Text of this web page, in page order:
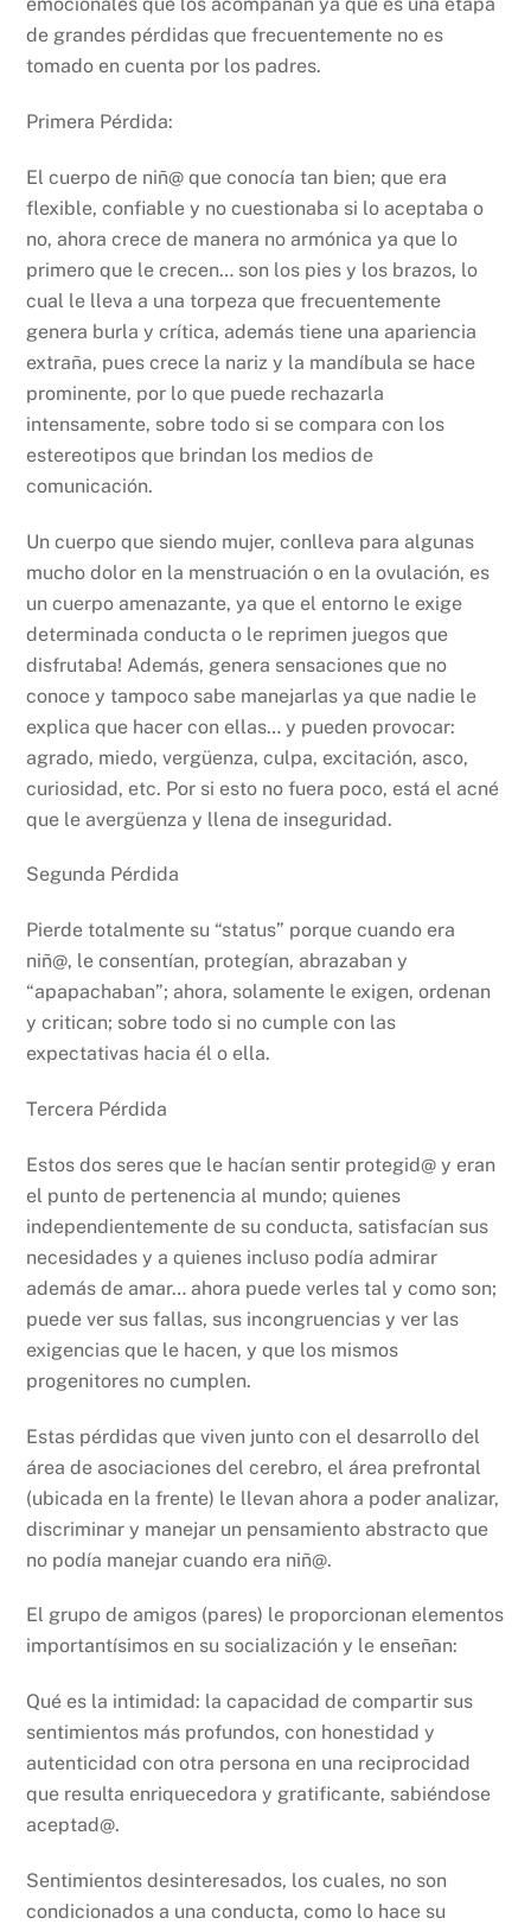
de grandes pérdidas que frecuentemente no es
tomado en cuenta por los padres.
Primera Pérdida:
El cuerpo de niñ@ que conocía tan bien; que era
flexible, confiable y no cuestionaba si lo aceptaba o
no, ahora crece de manera no armónica ya que lo
primero que le crecen… son los pies y los brazos, lo
cual le lleva a una torpeza que frecuentemente
genera burla y crítica, además tiene una apariencia
extraña, pues crece la nariz y la mandíbula se hace
prominente, por lo que puede rechazarla
intensamente, sobre todo si se compara con los
estereotipos que brindan los medios de
comunicación.
Un cuerpo que siendo mujer, conlleva para algunas
mucho dolor en la menstruación o en la ovulación, es
un cuerpo amenazante, ya que el entorno le exige
determinada conducta o le reprimen juegos que
disfrutaba! Además, genera sensaciones que no
conoce y tampoco sabe manejarlas ya que nadie le
explica que hacer con ellas… y pueden provocar:
agrado, miedo, vergüenza, culpa, excitación, asco,
curiosidad, etc. Por si esto no fuera poco, está el acné
que le avergüenza y llena de inseguridad.
Segunda Pérdida
Pierde totalmente su “status” porque cuando era
niñ@, le consentían, protegían, abrazaban y
“apapachaban”; ahora, solamente le exigen, ordenan
y critican; sobre todo si no cumple con las
expectativas hacia él o ella.
Tercera Pérdida
Estos dos seres que le hacían sentir protegid@ y eran
el punto de pertenencia al mundo; quienes
independientemente de su conducta, satisfacían sus
necesidades y a quienes incluso podía admirar
además de amar… ahora puede verles tal y como son;
puede ver sus fallas, sus incongruencias y ver las
exigencias que le hacen, y que los mismos
progenitores no cumplen.
Estas pérdidas que viven junto con el desarrollo del
área de asociaciones del cerebro, el área prefrontal
(ubicada en la frente) le llevan ahora a poder analizar,
discriminar y manejar un pensamiento abstracto que
no podía manejar cuando era niñ@.
El grupo de amigos (pares) le proporcionan elementos
importantísimos en su socialización y le enseñan:
Qué es la intimidad: la capacidad de compartir sus
sentimientos más profundos, con honestidad y
autenticidad con otra persona en una reciprocidad
que resulta enriquecedora y gratificante, sabiéndose
aceptad@.
Sentimientos desinteresados, los cuales, no son
condicionados a una conducta, como lo hace su